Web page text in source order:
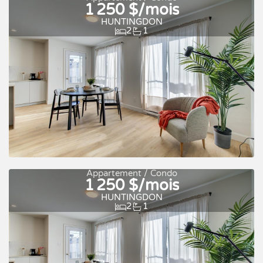
Occupation rapide À louer
1 250 $/mois
HUNTINGDON
2
1
Occupation rapide À louer
Appartement / Condo
1 250 $/mois
HUNTINGDON
2
1